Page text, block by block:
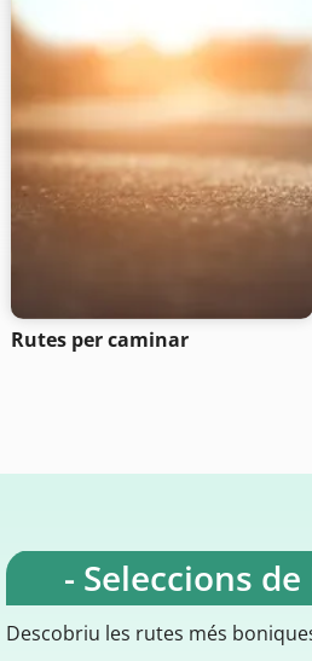
Rutes per caminar
- Seleccions
Descobriu les rutes més